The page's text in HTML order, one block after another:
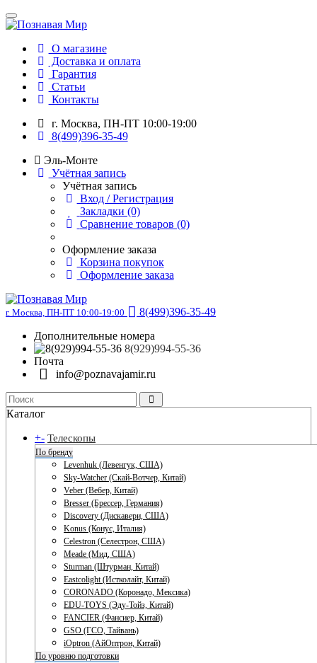
О магазине
Доставка и оплата
Гарантия
Статьи
Контакты
г. Москва, ПН-ПТ 10:00-19:00
8(499)396-35-49
Эль-Монте
Учётная запись
Учётная запись
Вход / Регистрация
Закладки (0)
Сравнение товаров (0)
Оформление заказа
Корзина покупок
Оформление заказа
г. Москва, ПН-ПТ 10:00-19:00
8(499)396-35-49
Дополнительные номера
8(929)994-55-36
Почта
info@poznavajamir.ru
Каталог
+- Телескопы
По бренду
Levenhuk (Левенгук, США)
Sky-Watcher (Скай-Вотчер, Китай)
Veber (Вебер, Китай)
Bresser (Брессер, Германия)
Discovery (Дискавери, США)
Konus (Конус, Италия)
Celestron (Селестрон, США)
Meade (Мид, США)
Sturman (Штурман, Китай)
Eastcolight (Истколайт, Китай)
CORONADO (Коронадо, Мексика)
EDU-TOYS (Эду-Тойз, Китай)
FANCIER (Фансиер, Китай)
GSO (ГСО, Тайвань)
iOptron (АйОптрон, Китай)
По уровню подготовки